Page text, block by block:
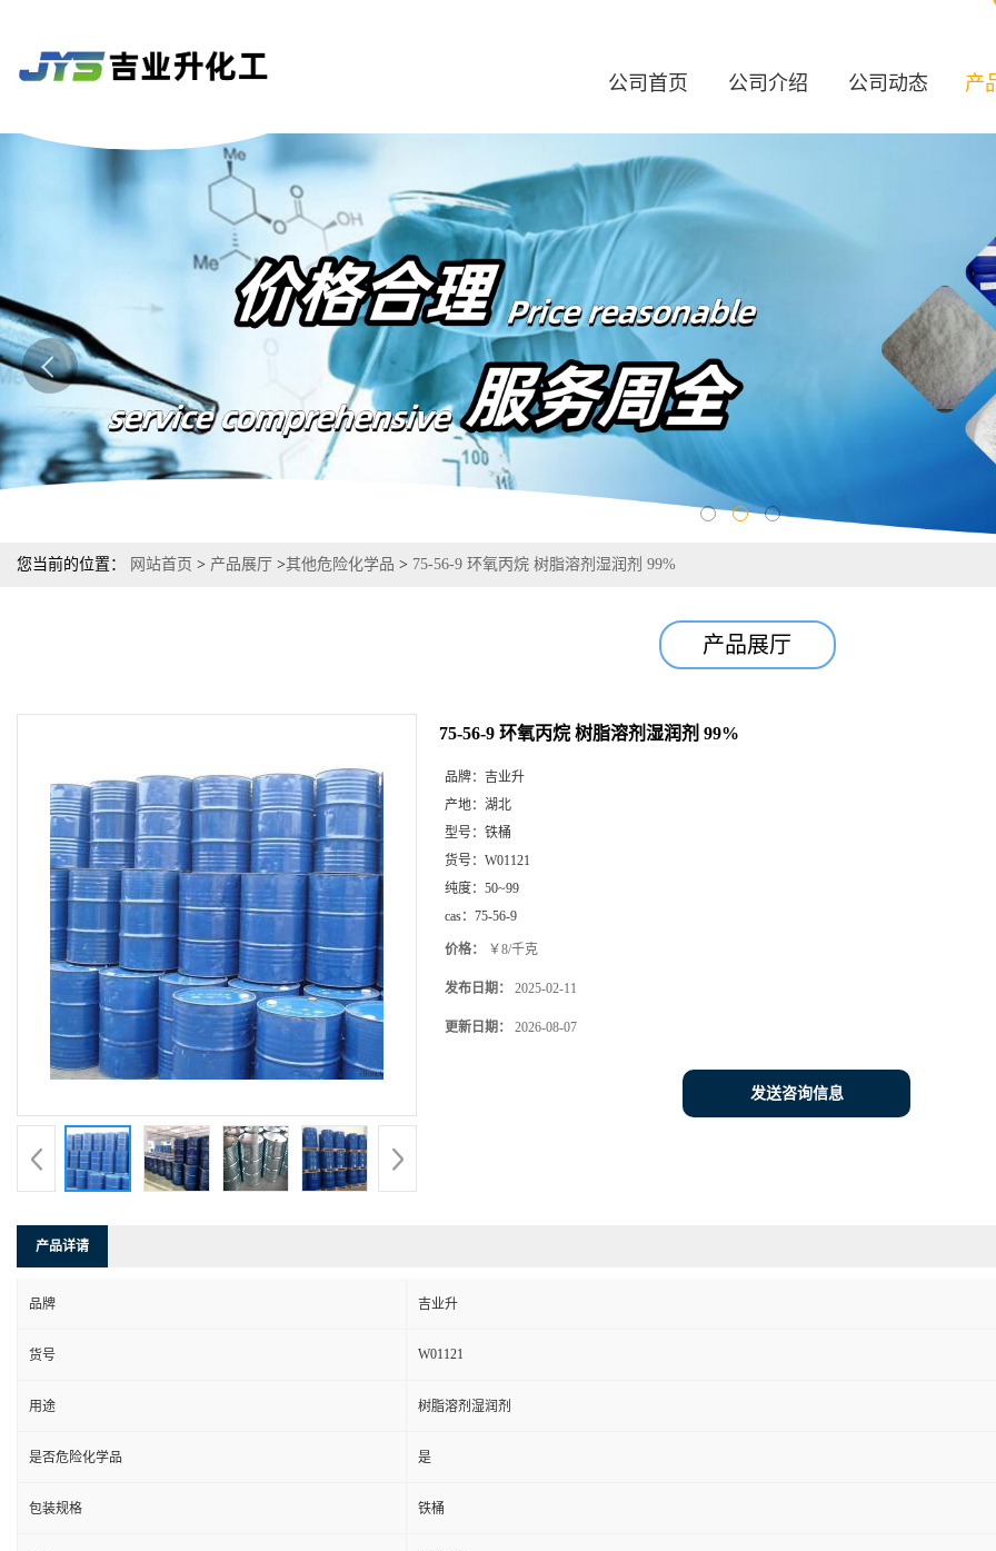
公司首页 公司介绍 公司动态 产
您当前的位置： 网站首页 > 产品展厅 >其他危险化学品 > 75-56-9 环氧丙烷 树脂溶剂湿润剂 99%
产品展厅
75-56-9 环氧丙烷 树脂溶剂湿润剂 99%
品牌： 吉业升
产地： 湖北
型号： 铁桶
货号： W01121
纯度： 50~99
cas： 75-56-9
价格： ￥8/千克
发布日期： 2025-02-11
更新日期： 2026-08-07
发送咨询信息
产品详请
品牌 吉业升
货号 W01121
用途 树脂溶剂湿润剂
是否危险化学品 是
包装规格 铁桶